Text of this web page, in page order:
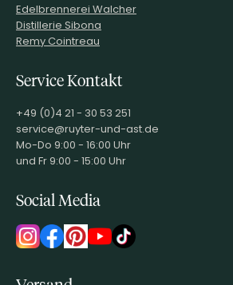
Edelbrennerei Walcher
Distillerie Sibona
Remy Cointreau
Service Kontakt
+49 (0)4 21 - 30 53 251
service@ruyter-und-ast.de
Mo-Do 9:00 - 16:00 Uhr
und Fr 9:00 - 15:00 Uhr
Social Media